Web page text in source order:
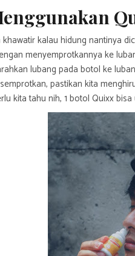
khawatir kalau hidung nantinya
menyemprotkannya ke
lubang pada botol ke
pastikan kita
kita tahu nih, 1 botol Quixx